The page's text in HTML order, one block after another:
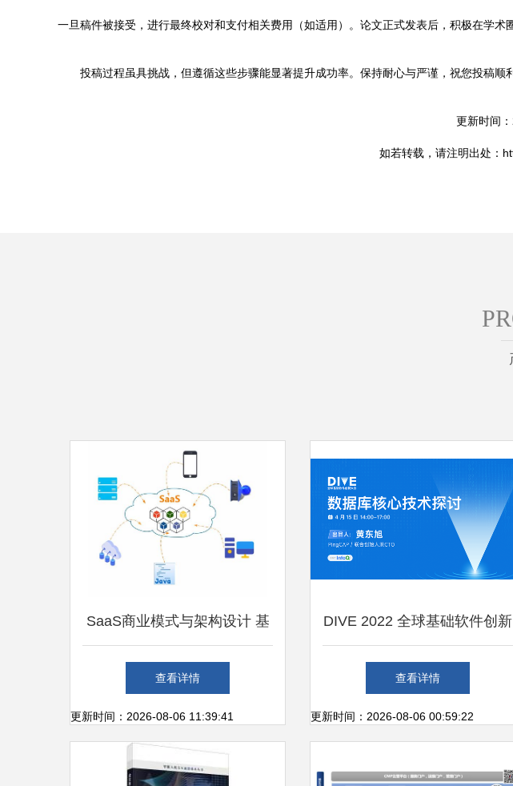
一旦稿件被接受，进行最终校对和支付相关费用（如适用）。论文正式发表后，积极在学术
投稿过程虽具挑战，但遵循这些步骤能显著提升成功率。保持耐心与严谨，祝您投稿顺
更新时间
如若转载，请注明出处：
SaaS商业模式与架构设计 基
础软件技术服务的新范式
查看详情
更新时间：2026-08-06 11:39:41
DIVE 2022 全球基础软件创新
大会 技术服务的未来与挑战
查看详情
更新时间：2026-08-06 00:59:22